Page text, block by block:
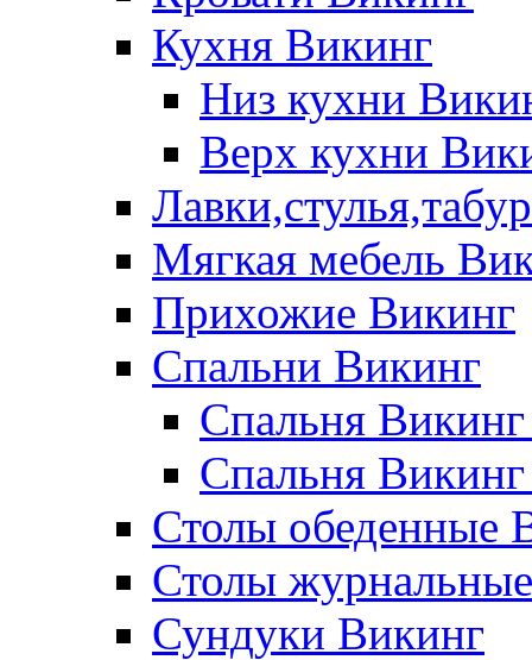
Кухня Викинг
Низ кухни
Верх кухни
Мягкая мебель
Прихожие Викинг
Спальни Викинг
Спальня
Спальня
Столы обеденные
Столы
Сундуки Викинг